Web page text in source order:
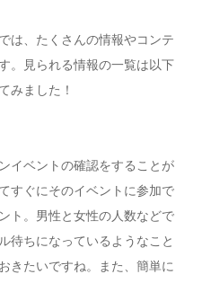
は、たくさんの情報やコンテ
。見られる情報の一覧は以下
みました！
イベントの確認をすることが
すぐにそのイベントに参加で
ト。男性と女性の人数などで
待ちになっているようなこと
きたいですね。また、簡単に